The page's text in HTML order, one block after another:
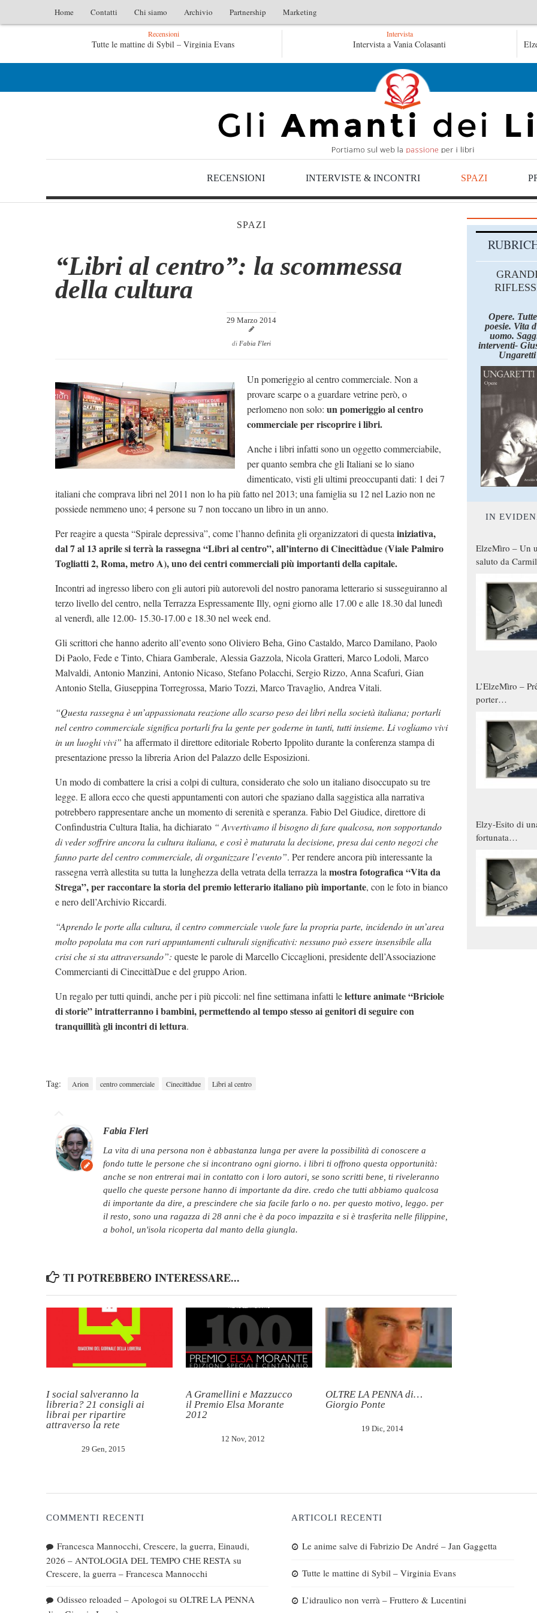
Home Contatti Chi siamo Archivio Partnership Marketing
Recensioni
le mattine di Sybil – Virginia Evans L’idraulico non verrà – Fruttero & Lucentini Le anime salve di Fabrizio De
Le anime salve di Fabrizio De André – Jan Gaggetta
Intervista
Intervista a Vania Colasanti
RECENSIONI INTERVISTE & INCONTRI SPAZI
SPAZI
“Libri al centro”: la scommessa
della cultura
29 Marzo 2014
di Fabia Fleri
Un pomeriggio al centro commerciale. Non a
provare scarpe o a guardare vetrine però, o
perlomeno non solo: un pomeriggio al centro
commerciale per riscoprire i libri.
Anche i libri infatti sono un oggetto commerciabile,
per quanto sembra che gli Italiani se lo siano
dimenticato, visti gli ultimi preoccupanti dati: 1 dei 7
italiani che comprava libri nel 2011 non lo ha più fatto nel 2013; una famiglia su 12 nel Lazio non ne
possiede nemmeno uno; 4 persone su 7 non toccano un libro in un anno.
Per reagire a questa “Spirale depressiva”, come l’hanno definita gli organizzatori di questa iniziativa,
dal 7 al 13 aprile si terrà la rassegna “Libri al centro”, all’interno di Cinecittàdue (Viale Palmiro
Togliatti 2, Roma, metro A), uno dei centri commerciali più importanti della capitale.
Incontri ad ingresso libero con gli autori più autorevoli del nostro panorama letterario si susseguiranno al
terzo livello del centro, nella Terrazza Espressamente Illy, ogni giorno alle 17.00 e alle 18.30 dal lunedì
al venerdì, alle 12.00- 15.30-17.00 e 18.30 nel week end.
Gli scrittori che hanno aderito all’evento sono Oliviero Beha, Gino Castaldo, Marco Damilano, Paolo
Di Paolo, Fede e Tinto, Chiara Gamberale, Alessia Gazzola, Nicola Gratteri, Marco Lodoli, Marco
Malvaldi, Antonio Manzini, Antonio Nicaso, Stefano Polacchi, Sergio Rizzo, Anna Scafuri, Gian
Antonio Stella, Giuseppina Torregrossa, Mario Tozzi, Marco Travaglio, Andrea Vitali.
“Questa rassegna è un’appassionata reazione allo scarso peso dei libri nella società italiana; portarli
nel centro commerciale significa portarli fra la gente per goderne in tanti, tutti insieme. Li vogliamo vivi
in un luoghi vivi” ha affermato il direttore editoriale Roberto Ippolito durante la conferenza stampa di
presentazione presso la libreria Arion del Palazzo delle Esposizioni.
Un modo di combattere la crisi a colpi di cultura, considerato che solo un italiano disoccupato su tre
legge. E allora ecco che questi appuntamenti con autori che spaziano dalla saggistica alla narrativa
potrebbero rappresentare anche un momento di serenità e speranza. Fabio Del Giudice, direttore di
Confindustria Cultura Italia, ha dichiarato “ Avvertivamo il bisogno di fare qualcosa, non sopportando
di veder soffrire ancora la cultura italiana, e così è maturata la decisione, presa dai cento negozi che
fanno parte del centro commerciale, di organizzare l’evento”. Per rendere ancora più interessante la
rassegna verrà allestita su tutta la lunghezza della vetrata della terrazza la mostra fotografica“Vita da
Strega”, per raccontare la storia del premio letterario italiano più importante, con le foto in bianco
e nero dell’Archivio Riccardi.
“Aprendo le porte alla cultura, il centro commerciale vuole fare la propria parte, incidendo in un’area
molto popolata ma con rari appuntamenti culturali significativi: nessuno può essere insensibile alla
crisi che si sta attraversando”: queste le parole di Marcello Ciccaglioni, presidente dell’Associazione
Commercianti di CinecittàDue e del gruppo Arion.
Un regalo per tutti quindi, anche per i più piccoli: nel fine settimana infatti leletture animate “Briciole
di storie” intratterranno i bambini, permettendo al tempo stesso ai genitori di seguire con
tranquillità gli incontri di lettura.
Tag: Arion centro commerciale Cinecittàdue Libri al centro
Fabia Fleri
la vita di una persona non è abbastanza lunga per avere la possibilità di conoscere a
fondo tutte le persone che si incontrano ogni giorno. i libri ti offrono questa opportunità:
anche se non entrerai mai in contatto con i loro autori, se sono scritti bene, ti riveleranno
quello che queste persone hanno di importante da dire. credo che tutti abbiamo qualcosa
di importante da dire, a prescindere che sia facile farlo o no. per questo motivo, leggo. per
il resto, sono una ragazza di 28 anni che è da poco impazzita e si è trasferita nelle filippine,
a bohol, un'isola ricoperta dal manto della giungla.
TI POTREBBERO INTERESSARE...
I social salveranno la
libreria? 21 consigli ai
librai per ripartire
attraverso la rete
29 Gen, 2015
A Gramellini e Mazzucco
il Premio Elsa Morante
2012
12 Nov, 2012
OLTRE LA PENNA di…
Giorgio Ponte
19 Dic, 2014
Opere.
poesie. Vita
uomo.
interventi-
Ungaretti
IN
ElzeMìro – Un
saluto da
qualche modo
donne
L’ElzeMìro –
porter
Elzy-Esito di
fortunata
COMMENTI RECENTI
Francesca Mannocchi, Crescere, la guerra, Einaudi,
2026 – ANTOLOGIA DEL TEMPO CHE RESTA su
Crescere, la guerra – Francesca Mannocchi
Odisseo reloaded – Apologoi su OLTRE LA PENNA
ARTICOLI RECENTI
Le anime salve di Fabrizio De André – Jan Gaggetta
Tutte le mattine di Sybil – Virginia Evans
L’idraulico non verrà – Fruttero & Lucentini